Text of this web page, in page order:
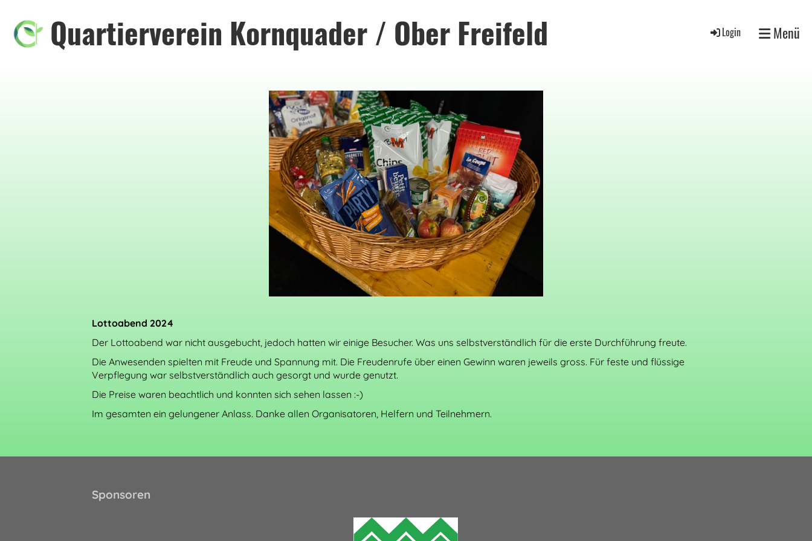
Quartierverein Kornquader / Ober Freifeld Login Menü
Lottoabend 2024
Der Lottoabend war nicht ausgebucht, jedoch hatten wir einige Besucher. Was uns selbstverständlich für die erste Durchführung freute.
Die Anwesenden spielten mit Freude und Spannung mit. Die Freudenrufe über einen Gewinn waren jeweils gross. Für feste und flüssige
Verpflegung war selbstverständlich auch gesorgt und wurde genutzt.
Die Preise waren beachtlich und konnten sich sehen lassen :-)
Im gesamten ein gelungener Anlass. Danke allen Organisatoren, Helfern und Teilnehmern.
Sponsoren